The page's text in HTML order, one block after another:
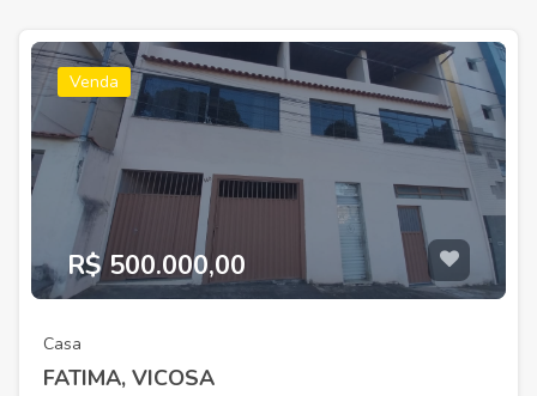
Venda
R$ 500.000,00
Casa
FATIMA, VICOSA